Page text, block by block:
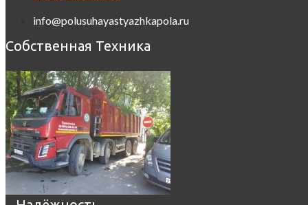
info@polusuhayastyazhkapola.ru
Собственная Техника